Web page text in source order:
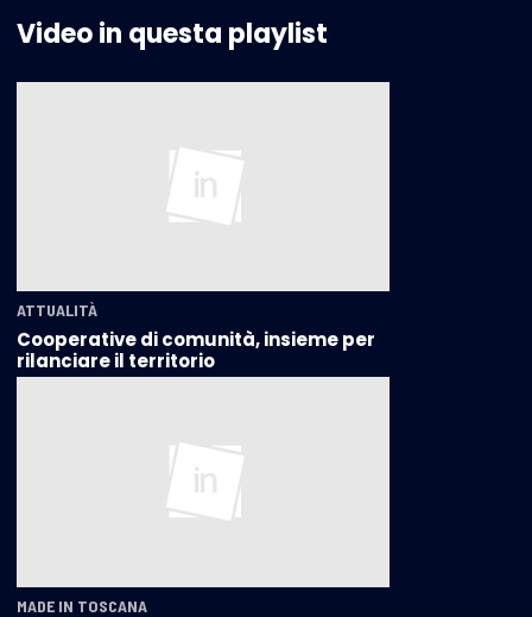
Video in questa playlist
ATTUALITÀ
Cooperative di comunità, insieme per
rilanciare il territorio
MADE IN TOSCANA